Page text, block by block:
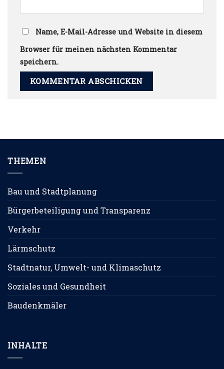
Name, E-Mail-Adresse und Website in diesem
Browser für meinen nächsten Kommentar
speichern.
THEMEN
Bau und Stadtplanung
Bürgerbeteiligung und Transparenz
Verkehr
Lärmschutz
Stadtnatur, Umwelt- und Klimaschutz
Soziales und Gesundheit
Baudenkmäler
INHALTE